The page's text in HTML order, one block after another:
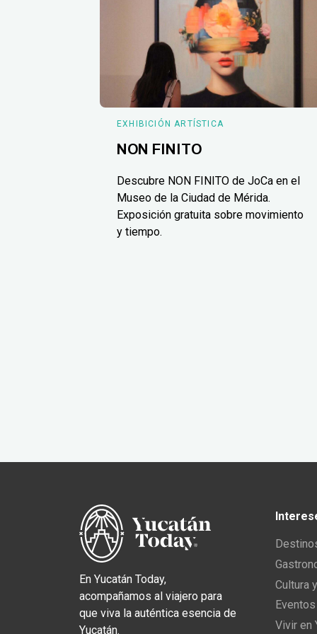
EXHIBICIÓN ARTÍSTICA
NON FINITO
Descubre NON FINITO de JoCa en el
Museo de la Ciudad de Mérida.
Exposición gratuita sobre movimiento
y tiempo.
En Yucatán Today,
acompañamos al viajero para
que viva la auténtica esencia de
Yucatán.
Cultura
Vivir en